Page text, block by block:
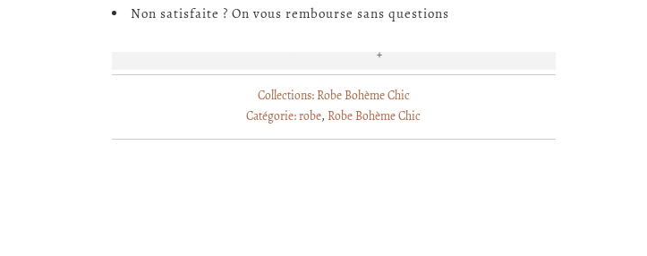
Non satisfaite ? On vous rembourse sans questions
Collections: Robe Bohème Chic
Catégorie:robe, Robe Bohème Chic